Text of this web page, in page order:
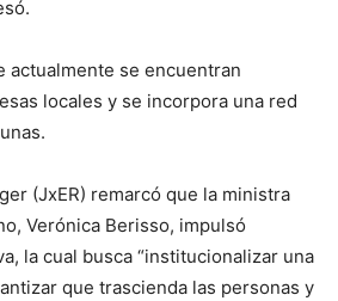
actualmente se encuentran
locales y se incorpora una red
(JxER) remarcó que la ministra
Verónica Berisso, impulsó
la cual busca “institucionalizar una
que trascienda las personas y